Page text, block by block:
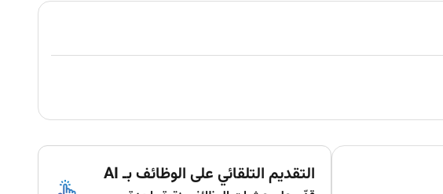
التقديم التلقائي على الوظائف بـ AI